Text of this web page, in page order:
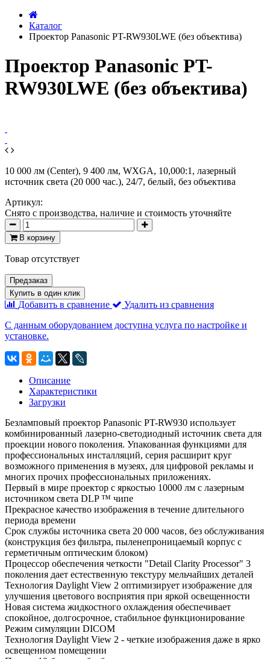
Каталог
Проектор Panasonic PT-RW930LWE (без объектива)
Проектор Panasonic PT-
RW930LWE (без объектива)
10 000 лм (Center), 9 400 лм, WXGA, 10,000:1, лазерный
источник света (20 000 час.), 24/7, белый, без объектива
Артикул:
Снято с производства, наличие и стоимость уточняйте
В корзину
Товар отсутствует
Предзаказ
Купить в один клик
Добавить в сравнение
Удалить из сравнения
С данным оборудованием доступна услуга по настройке и
установке.
Описание
Характеристики
Загрузки
Безламповый проектор Panasonic PT-RW930 использует
комбинированный лазерно-светодиодный источник света для
проекции нового поколения. Упакованная функциями для
профессиональных инсталляций, серия расширит круг
возможного применения в музеях, для цифровой рекламы и
многих прочих профессиональных приложениях.
Первый в мире проектор с яркостью 10000 лм с лазерным
источником света DLP ™ чипе
Прекрасное качество изображения в течение длительного
периода времени
Срок службы источника света 20 000 часов, без обслуживания
(конструкция без фильтра, пыленепроницаемый корпус с
герметичным оптическим блоком)
Процессор обеспечения четкости "Detail Clarity Processor" 3
поколения дает естественную текстуру мельчайших деталей
Технология Daylight View 2 оптимизирует изображение для
улучшения цветового восприятия при яркой освещенности
Новая система жидкостного охлаждения обеспечивает
спокойное, долгосрочное, стабильное функционирование
Режим симуляции DICOM
Технология Daylight View 2 - четкие изображения даже в ярко
освещенном помещении